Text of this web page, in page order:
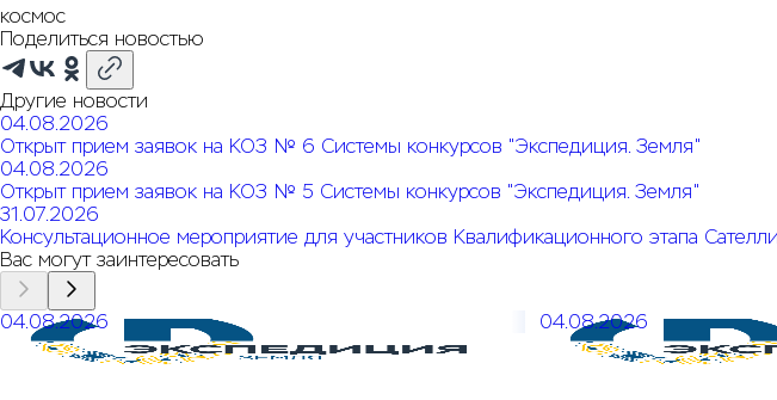
космос
Поделиться новостью
Другие новости
04.08.2026
Открыт прием заявок на КОЗ № 6 Системы конкурсов "Экспедиция. Земля"
04.08.2026
Открыт прием заявок на КОЗ № 5 Системы конкурсов "Экспедиция. Земля"
31.07.2026
Консультационное мероприятие для участников Квалификационного этапа
Вас могут заинтересовать
04.08.2026
Открыт прием заявок на КОЗ № 6 Системы конкурсов
"Экспедиция. Земля"
04.08.2026
Открыт прием заявок
"Экспедиция. Земля"